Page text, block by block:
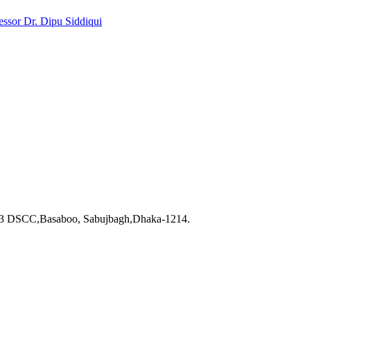
Dr. Dipu Siddiqui
Sabujbagh,Dhaka-1214.